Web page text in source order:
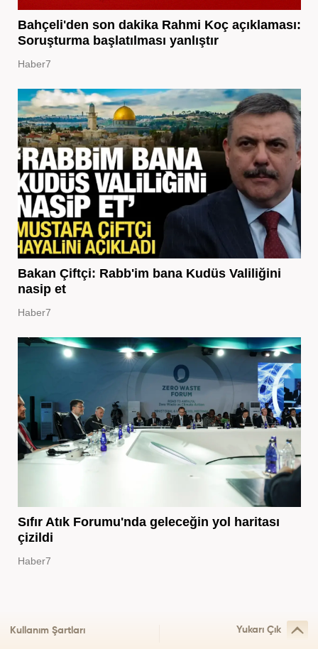
Bahçeli'den son dakika Rahmi Koç açıklaması:
Soruşturma başlatılması yanlıştır
Haber7
Bakan Çiftçi: Rabb'im bana Kudüs Valiliğini
nasip et
Haber7
Sıfır Atık Forumu'nda geleceğin yol haritası
çizildi
Haber7
Kullanım Şartları Yukarı Çık